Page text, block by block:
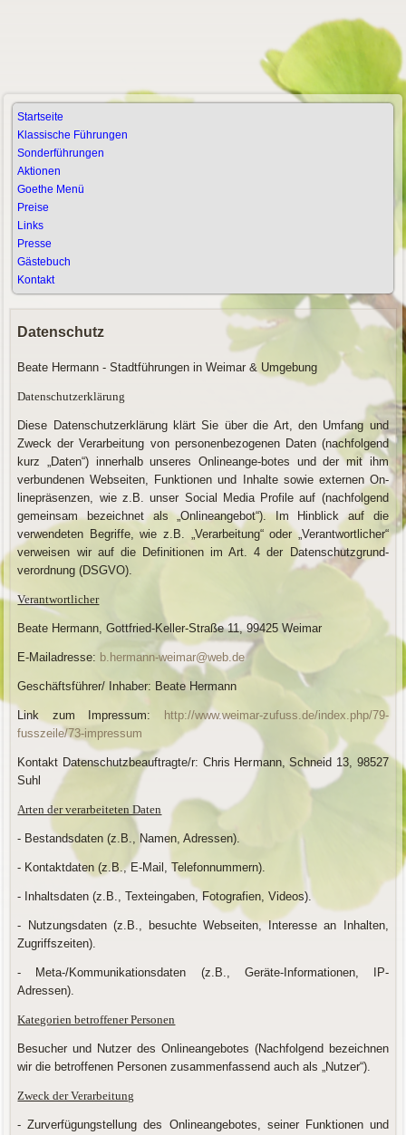
Startseite
Klassische Führungen
Sonderführungen
Aktionen
Goethe Menü
Preise
Links
Presse
Gästebuch
Kontakt
Datenschutz
Beate Hermann - Stadtführungen in Weimar & Umgebung
Datenschutzerklärung
Diese Datenschutzerklärung klärt Sie über die Art, den Umfang und
Zweck der Verarbeitung von personenbezogenen Daten (nachfolgend
kurz „Daten“) innerhalb unseres Onlineange-botes und der mit ihm
verbundenen Webseiten, Funktionen und Inhalte sowie externen On-
linepräsenzen, wie z.B. unser Social Media Profile auf (nachfolgend
gemeinsam bezeichnet als „Onlineangebot“). Im Hinblick auf die
verwendeten Begriffe, wie z.B. „Verarbeitung“ oder „Verantwortlicher“
verweisen wir auf die Definitionen im Art. 4 der Datenschutzgrund-
verordnung (DSGVO).
Verantwortlicher
Beate Hermann, Gottfried-Keller-Straße 11, 99425 Weimar
E-Mailadresse: b.hermann-weimar@web.de
Geschäftsführer/ Inhaber: Beate Hermann
Link zum Impressum:
http://www.weimar-zufuss.de/index.php/79-
fusszeile/73-impressum
Kontakt Datenschutzbeauftragte/r: Chris Hermann, Schneid 13, 98527
Suhl
Arten der verarbeiteten Daten
- Bestandsdaten (z.B., Namen, Adressen).
- Kontaktdaten (z.B., E-Mail, Telefonnummern).
- Inhaltsdaten (z.B., Texteingaben, Fotografien, Videos).
- Nutzungsdaten (z.B., besuchte Webseiten, Interesse an Inhalten,
Zugriffszeiten).
- Meta-/Kommunikationsdaten (z.B., Geräte-Informationen, IP-
Adressen).
Kategorien betroffener Personen
Besucher und Nutzer des Onlineangebotes (Nachfolgend bezeichnen
wir die betroffenen Personen zusammenfassend auch als „Nutzer“).
Zweck der Verarbeitung
- Zurverfügungstellung des Onlineangebotes, seiner Funktionen und